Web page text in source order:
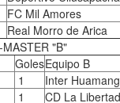
FC Mil Amores
Real Morro de Arica
MASTER "B"
GolesEquipo B
1 Inter
1 CD La Libertad